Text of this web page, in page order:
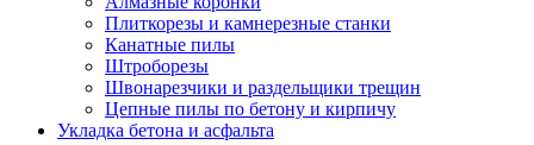
Плиткорезы и камнерезные станки
Канатные пилы
Штроборезы
Швонарезчики и раздельщики трещин
Цепные пилы по бетону и кирпичу
Укладка бетона и асфальта